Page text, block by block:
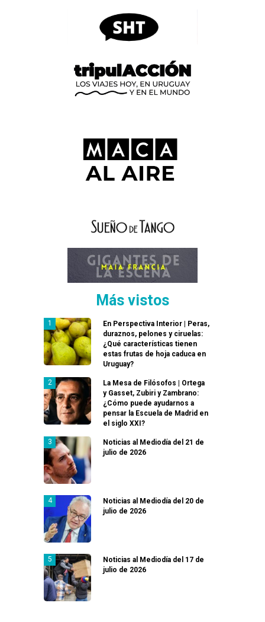
Más vistos
En Perspectiva Interior | Peras,
duraznos, pelones y ciruelas:
¿Qué características tienen
estas frutas de hoja caduca en
Uruguay?
La Mesa de Filósofos | Ortega
y Gasset, Zubiri y Zambrano:
¿Cómo puede ayudarnos a
pensar la Escuela de Madrid en
el siglo XXI?
Noticias al Mediodía del 21 de
julio de 2026
Noticias al Mediodía del 20 de
julio de 2026
Noticias al Mediodía del 17 de
julio de 2026